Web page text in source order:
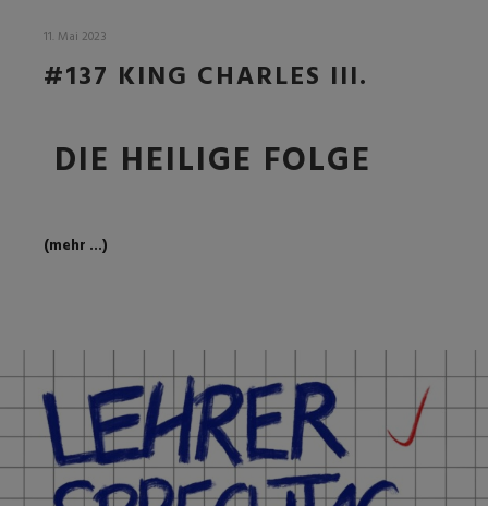
11. Mai 2023
#137 KING CHARLES III.
DIE HEILIGE FOLGE
(mehr …)